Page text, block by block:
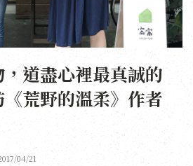
道盡心裡最真誠的
荒野的溫柔》作者
04/21